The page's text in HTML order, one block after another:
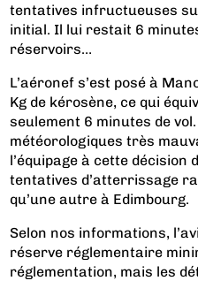
tentatives infructueuses
initial. Il lui restait 6
réservoirs…
L’aéronef s’est posé à
Kg de kérosène, ce qui
seulement 6 minutes de
météorologiques très
l’équipage à cette décision
tentatives d’atterrissage
qu’une autre à Edimbourg.
Selon nos informations,
réserve réglementaire
réglementation, mais les